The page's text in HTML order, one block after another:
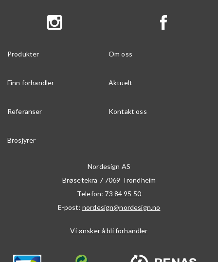
Produkter Om oss
Finn forhandler Aktuelt
Referanser Kontakt oss
Brosjyrer
Nordesign AS
Brøsetekra 7 7069 Trondheim
Telefon: 73 84 95 50
E-post: nordesign@nordesign.no
Vi ønsker å bli forhandler